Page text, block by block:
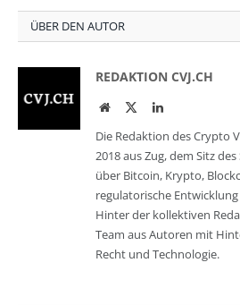
ÜBER DEN AUTOR
REDAKTION CVJ.CH
WebsiteTwitterLinkedIn
Die Redaktion des Crypto
2018 aus Zug, dem Sitz
über Bitcoin, Krypto,
regulatorische
Hinter der kollektiven
Team aus Autoren mit
Recht und Technologie.